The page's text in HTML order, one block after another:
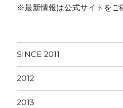
※最新情報は公式サイトをご
SINCE 2011
2012
2013